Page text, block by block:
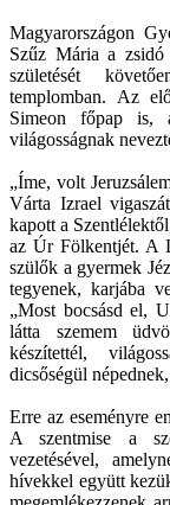
Magyarországon
Szűz Mária a zsidó
születését
templomban. Az
Simeon főpap is,
világosságnak
„Íme, volt
Várta Izrael
kapott a
az Úr Fölkentjét. A
szülők a gyermek
tegyenek, karjába
„Most bocsásd el,
látta szemem
készítettél,
dicsőségül
Erre az eseményre
A szentmise a
vezetésével,
hívekkel együtt